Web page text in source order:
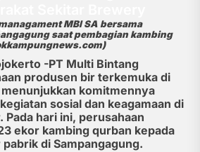
MBI SA bersama
saat pembagian kambing
-PT Multi Bintang
produsen bir terkemuka di
komitmennya
sosial dan keagamaan di
hari ini, perusahaan
ekor kambing qurban kepada
di Sampangagung.